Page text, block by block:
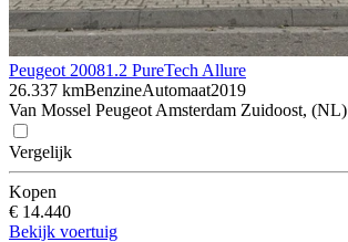
Peugeot 20081.2 PureTech Allure
26.337 kmBenzineAutomaat2019
Van Mossel Peugeot Amsterdam Zuidoost, (NL)
Vergelijk
Kopen
€ 14.440
Bekijk voertuig